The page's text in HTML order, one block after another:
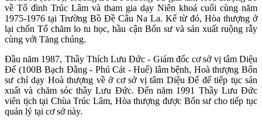
về Tổ đình Trúc Lâm và tham gia dạy Niên khoá cuối cùng năm
1975-1976 tại Trường Bồ Đề Câu Na La. Kể từ đó, Hòa thượng ở
lại chốn Tổ chăm lo tu học, hầu cận Bổn sư và sản xuất ruộng rẫy
cùng với Tăng chúng.
Đầu năm 1987, Thầy Thích Lưu Đức - Giám đốc cơ sở vị tâm Diệu
Đế (100B Bạch Đằng - Phú Cát - Huế) lâm bệnh, Hoà thượng Bổn
sư chỉ dạy Hoà thượng về ở cơ sở vị tâm Diệu Đế để tiếp tục sản
xuất và chăm sóc thầy Lưu Đức. Đến năm 1991 Thầy Lưu Đức
viên tịch tại Chùa Trúc Lâm, Hòa thượng được Bổn sư cho tiếp tục
quản lý tại cơ sở này.